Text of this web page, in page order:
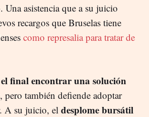
. Una asistencia que a su juicio
recargos que Bruselas tiene
como represalia para tratar de
final encontrar una solución
pero también defiende adoptar
A su juicio, el desplome bursátil